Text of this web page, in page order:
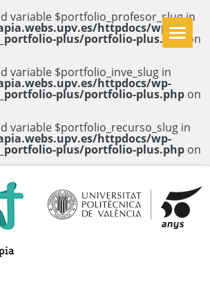
variable $portfolio_profesor_slug in
httpdocs/wp-
plus/portfolio-plus.phpon
variable $portfolio_inve_slug in
httpdocs/wp-
plus/portfolio-plus.php on
variable $portfolio_recurso_slug in
httpdocs/wp-
plus/portfolio-plus.php on